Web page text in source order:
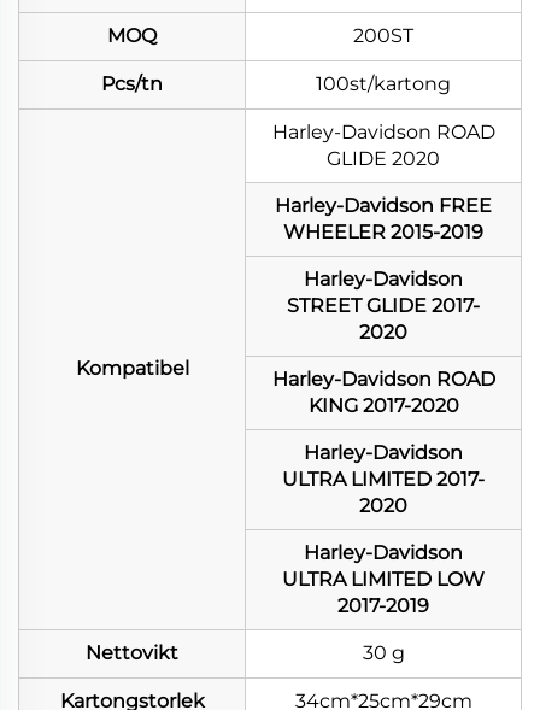
MOQ 200ST
Pcs/tn 100st/kartong
Kompatibel
Harley-Davidson ROAD
GLIDE 2020
Harley-Davidson FREE
WHEELER 2015-2019
Harley-Davidson
STREET GLIDE 2017-
2020
Harley-Davidson ROAD
KING 2017-2020
Harley-Davidson
ULTRA LIMITED 2017-
2020
Harley-Davidson
ULTRA LIMITED LOW
2017-2019
Nettovikt 30 g
Kartongstorlek 34cm*25cm*29cm